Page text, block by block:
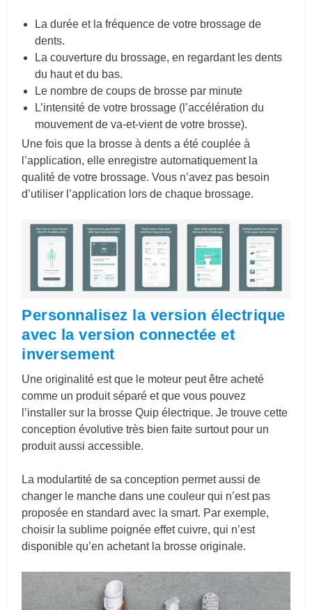
La durée et la fréquence de votre brossage de
dents.
La couverture du brossage, en regardant les dents
du haut et du bas.
Le nombre de coups de brosse par minute
L’intensité de votre brossage (l’accélération du
mouvement de va-et-vient de votre brosse).
Une fois que la brosse à dents a été couplée à
l’application, elle enregistre automatiquement la
qualité de votre brossage. Vous n’avez pas besoin
d’utiliser l’application lors de chaque brossage.
Personnalisez la version électrique
avec la version connectée et
inversement
Une originalité est que le moteur peut être acheté
comme un produit séparé et que vous pouvez
l’installer sur la brosse Quip électrique. Je trouve cette
conception évolutive très bien faite surtout pour un
produit aussi accessible.
La modulartité de sa conception permet aussi de
changer le manche dans une couleur qui n’est pas
proposée en standard avec la smart. Par exemple,
choisir la sublime poignée effet cuivre, qui n’est
disponible qu’en achetant la brosse originale.